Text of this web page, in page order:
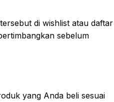
di wishlist atau daftar
sebelum
yang Anda beli sesuai